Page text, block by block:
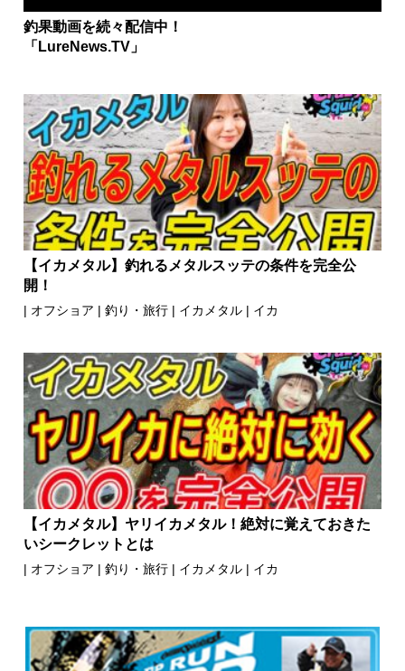
釣果動画を続々配信中！
「LureNews.TV」
【イカメタル】釣れるメタルスッテの条件を完全公
開！
| オフショア |釣り・旅行 | イカメタル | イカ
【イカメタル】ヤリイカメタル！絶対に覚えておきた
いシークレットとは
| オフショア |釣り・旅行 | イカメタル | イカ